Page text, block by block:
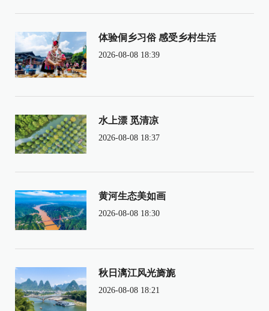
体验侗乡习俗 感受乡村生活
2026-08-08 18:39
水上漂 觅清凉
2026-08-08 18:37
黄河生态美如画
2026-08-08 18:30
秋日漓江风光旖旎
2026-08-08 18:21